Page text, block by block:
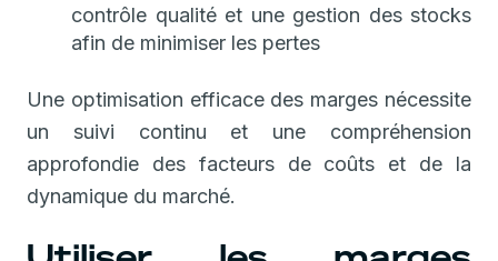
contrôle qualité et une gestion des stocks
afin de minimiser les pertes
Une optimisation efficace des marges nécessite
un suivi continu et une compréhension
approfondie des facteurs de coûts et de la
dynamique du marché.